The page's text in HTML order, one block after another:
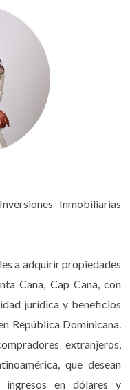
que enfrentan
la debida protección
el vendedor
o el terreno
o insuficientes:
detenerse
legal
sin asesoría
y contrato, se
Inmobiliarias
a adquirir propiedades
Cana, Cap Cana, con
jurídica y beneficios
República Dominicana.
extranjeros,
que desean
ingresos en dólares y